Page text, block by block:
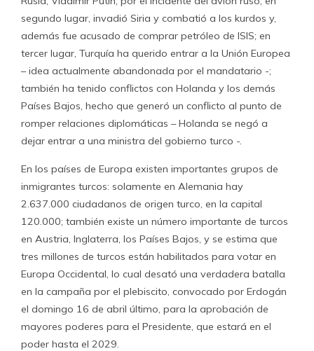
segundo lugar, invadió Siria y combatió a los kurdos y,
además fue acusado de comprar petróleo de ISIS; en
tercer lugar, Turquía ha querido entrar a la Unión Europea
– idea actualmente abandonada por el mandatario -;
también ha tenido conflictos con Holanda y los demás
Países Bajos, hecho que generó un conflicto al punto de
romper relaciones diplomáticas – Holanda se negó a
dejar entrar a una ministra del gobierno turco -.
En los países de Europa existen importantes grupos de
inmigrantes turcos: solamente en Alemania hay
2.637.000 ciudadanos de origen turco, en la capital
120.000; también existe un número importante de turcos
en Austria, Inglaterra, los Países Bajos, y se estima que
tres millones de turcos están habilitados para votar en
Europa Occidental, lo cual desató una verdadera batalla
en la campaña por el plebiscito, convocado por Erdogán
el domingo 16 de abril último, para la aprobación de
mayores poderes para el Presidente, que estará en el
poder hasta el 2029.